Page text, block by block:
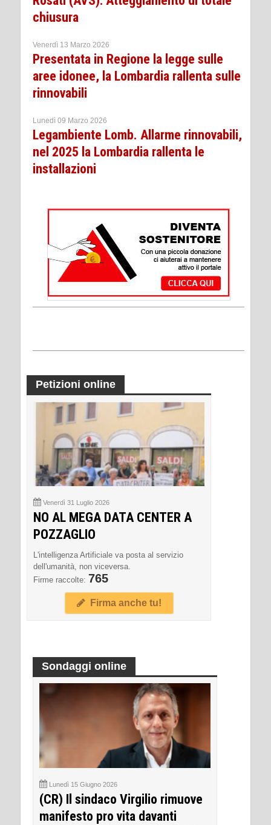
chiusura
Venerdì 13 Marzo 2026
Presentata in Regione la legge sulle
aree idonee, la Lombardia rallenta sulle
rinnovabili
Lunedì 09 Marzo 2026
Legambiente Lomb. Allarme rinnovabili,
nel 2025 la Lombardia rallenta le
installazioni
Petizioni online
Venerdì 31 Luglio 2026
NO AL MEGA DATA CENTER A
POZZAGLIO
L'intelligenza Artificiale va posta al servizio
dell'umanità, non viceversa.
Firme raccolte: 765
Firma anche tu!
Sondaggi online
Lunedì 15 Giugno 2026
(CR) Il sindaco Virgilio rimuove
manifesto pro vita davanti